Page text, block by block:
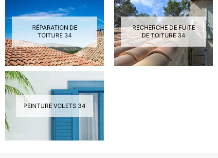
RÉPARATION DE
TOITURE 34
RECHERCHE DE FUITE
DE TOITURE 34
PEINTURE VOLETS 34